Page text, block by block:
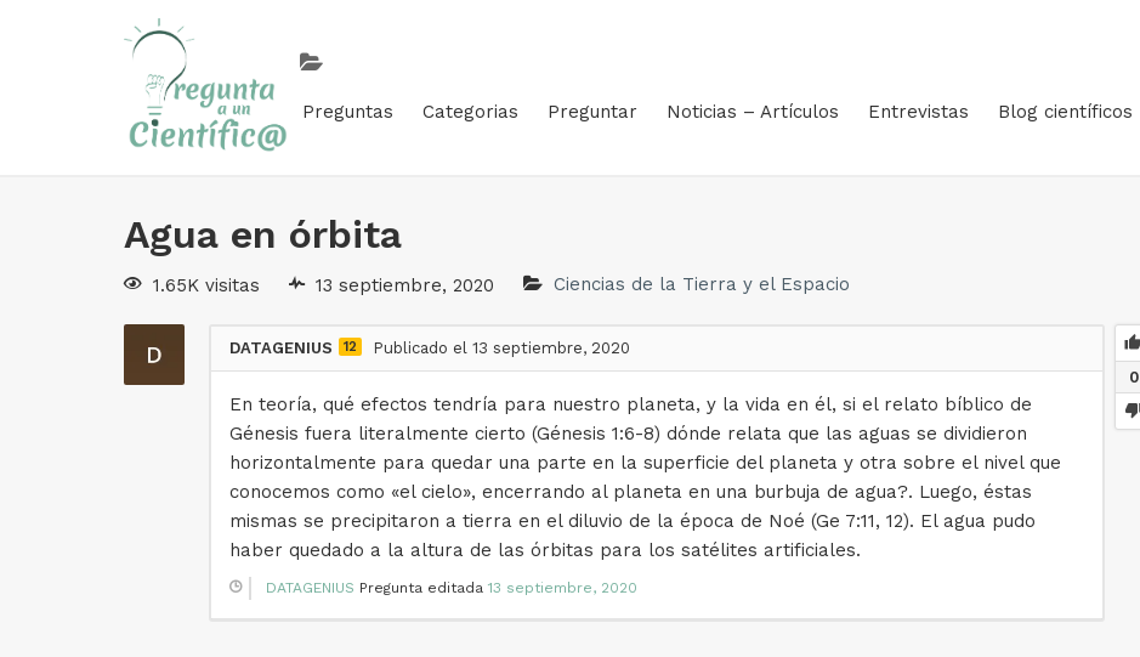
Preguntas Categorias Preguntar Noticias – Artículos Entrevistas Blog científicos
Agua en órbita
1.65K visitas 13 septiembre, 2020 Ciencias de la Tierra y el Espacio
0
DATAGENIUS 12 Publicado el 13 septiembre, 2020
En teoría, qué efectos tendría para nuestro planeta, y la vida en él, si el relato bíblico de
Génesis fuera literalmente cierto (Génesis 1:6-8) dónde relata que las aguas se dividieron
horizontalmente para quedar una parte en la superficie del planeta y otra sobre el nivel que
conocemos como «el cielo», encerrando al planeta en una burbuja de agua?. Luego, éstas
mismas se precipitaron a tierra en el diluvio de la época de Noé (Ge 7:11, 12). El agua pudo
haber quedado a la altura de las órbitas para los satélites artificiales.
DATAGENIUS Pregunta editada 13 septiembre, 2020